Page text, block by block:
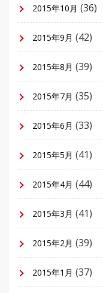
2015年10月 (36)
2015年9月 (42)
2015年8月 (39)
2015年7月 (35)
2015年6月 (33)
2015年5月 (41)
2015年4月 (44)
2015年3月 (41)
2015年2月 (39)
2015年1月 (37)